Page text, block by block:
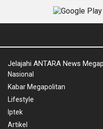
Jelajahi ANTARA News
Nasional
Kabar Megapolitan
Lifestyle
Iptek
Artikel